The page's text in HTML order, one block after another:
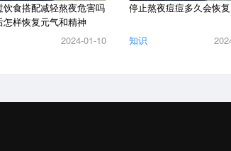
饮食搭配减轻熬夜危害吗
怎样恢复元气和精神
2024-01-10
停止熬夜痘痘多久会恢复
知识